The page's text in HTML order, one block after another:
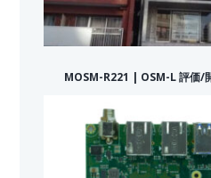
MOSM-R221 | OSM-L 評価/